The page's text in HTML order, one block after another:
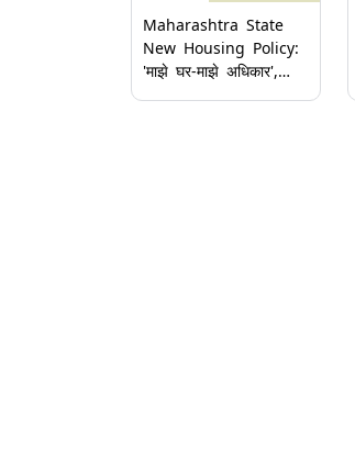
Maharashtra State
New Housing Policy:
'माझे घर-माझे अधिकार',